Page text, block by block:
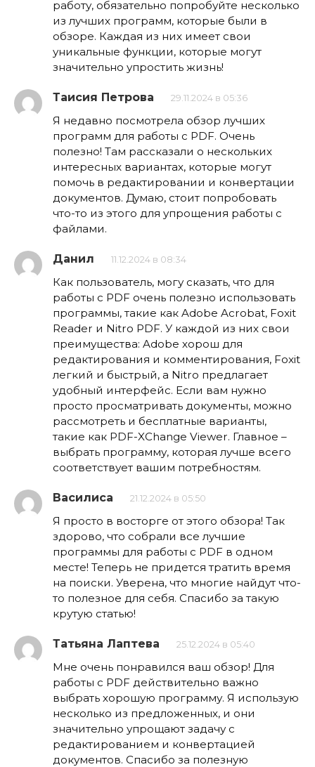
работу, обязательно попробуйте несколько
из лучших программ, которые были в
обзоре. Каждая из них имеет свои
уникальные функции, которые могут
значительно упростить жизнь!
Таисия Петрова 29.11.2024 в 05:36
Я недавно посмотрела обзор лучших
программ для работы с PDF. Очень
полезно! Там рассказали о нескольких
интересных вариантах, которые могут
помочь в редактировании и конвертации
документов. Думаю, стоит попробовать
что-то из этого для упрощения работы с
файлами.
Данил 11.12.2024 в 08:34
Как пользователь, могу сказать, что для
работы с PDF очень полезно использовать
программы, такие как Adobe Acrobat, Foxit
Reader и Nitro PDF. У каждой из них свои
преимущества: Adobe хорош для
редактирования и комментирования, Foxit
легкий и быстрый, а Nitro предлагает
удобный интерфейс. Если вам нужно
просто просматривать документы, можно
рассмотреть и бесплатные варианты,
такие как PDF-XChange Viewer. Главное –
выбрать программу, которая лучше всего
соответствует вашим потребностям.
Василиса 21.12.2024 в 05:50
Я просто в восторге от этого обзора! Так
здорово, что собрали все лучшие
программы для работы с PDF в одном
месте! Теперь не придется тратить время
на поиски. Уверена, что многие найдут что-
то полезное для себя. Спасибо за такую
крутую статью!
Татьяна Лаптева 25.12.2024 в 05:40
Мне очень понравился ваш обзор! Для
работы с PDF действительно важно
выбрать хорошую программу. Я использую
несколько из предложенных, и они
значительно упрощают задачу с
редактированием и конвертацией
документов. Спасибо за полезную